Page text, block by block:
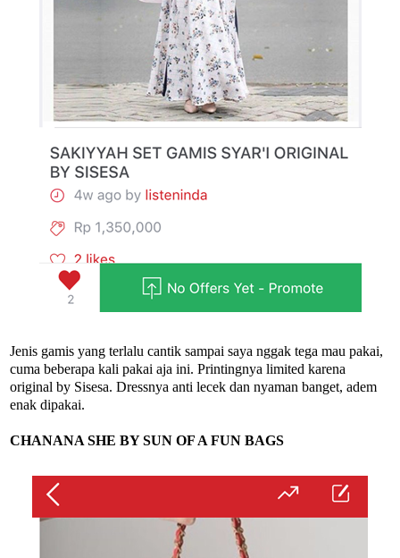
Jenis gamis yang terlalu cantik sampai saya nggak tega mau pakai,
cuma beberapa kali pakai aja ini. Printingnya limited karena
original by Sisesa. Dressnya anti lecek dan nyaman banget, adem
enak dipakai.
CHANANA SHE BY SUN OF A FUN BAGS